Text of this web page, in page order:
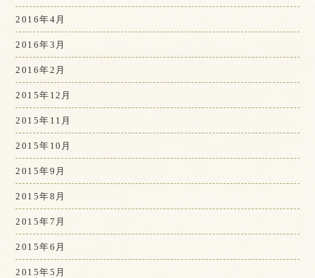
2016年4月
2016年3月
2016年2月
2015年12月
2015年11月
2015年10月
2015年9月
2015年8月
2015年7月
2015年6月
2015年5月